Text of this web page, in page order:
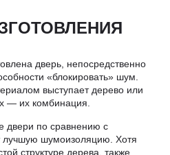
дверь, непосредственно
«блокировать» шум.
выступает дерево или
— их комбинация.
двери по сравнению с
лучшую шумоизоляцию. Хотя
структуре дерева, также